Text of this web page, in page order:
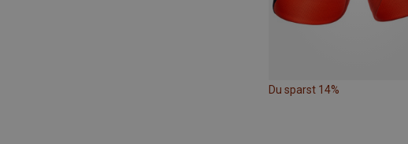
Du sparst 14%